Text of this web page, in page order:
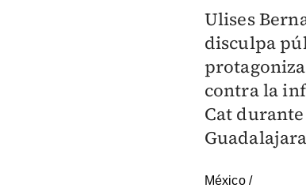
Ulises
disculpa
contra la
Cat
Guadalajara
México/